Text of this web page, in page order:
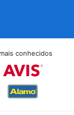
conhecidos